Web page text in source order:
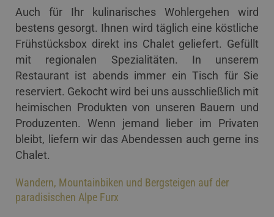
Auch für Ihr kulinarisches Wohlergehen wird
bestens gesorgt. Ihnen wird täglich eine köstliche
Frühstücksbox direkt ins Chalet geliefert. Gefüllt
mit regionalen Spezialitäten. In unserem
Restaurant ist abends immer ein Tisch für Sie
reserviert. Gekocht wird bei uns ausschließlich mit
heimischen Produkten von unseren Bauern und
Produzenten. Wenn jemand lieber im Privaten
bleibt, liefern wir das Abendessen auch gerne ins
Chalet.
Wandern, Mountainbiken und Bergsteigen auf der
paradisischen Alpe Furx